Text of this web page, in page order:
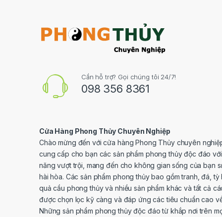
Cần hỗ trợ? Gọi chúng tôi 24/7!
098 356 8361
Cửa Hàng Phong Thủy Chuyên Nghiệp
Chào mừng đến với cửa hàng Phong Thủy chuyên
cung cấp cho bạn các sản phẩm phong thủy độc đáo
năng vượt trội, mang đến cho không gian sống của bạn
hài hòa. Các sản phẩm phong thủy bao gồm tranh, đá, tỳ
quả cầu phong thủy và nhiều sản phẩm khác và tất cả
được chọn lọc kỹ càng và đáp ứng các tiêu chuẩn cao
Những sản phẩm phong thủy độc đáo từ khắp nơi trên